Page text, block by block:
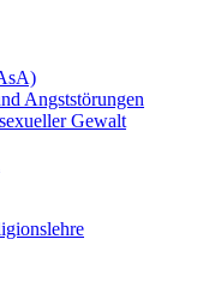
Angststörungen
Gewalt